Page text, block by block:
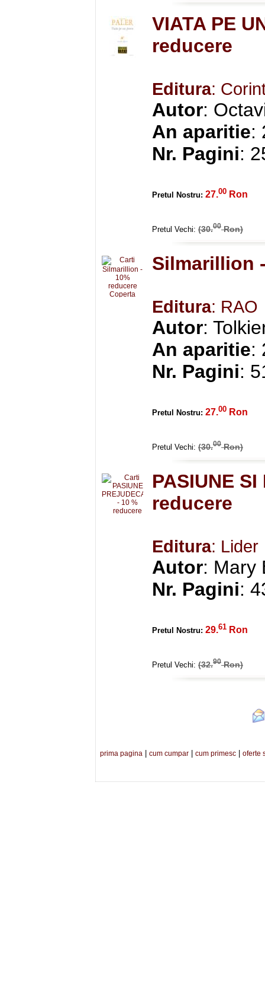
VIATA PE
reducere
Editura:
Autor:
An aparitie:
Nr. Pagini:
Pretul Nostru: 27.00 Ron
Pretul Vechi: (30.00Ron)
Silmarillion
Editura: RAO
Autor:
An aparitie:
Nr. Pagini:
Pretul Nostru: 27.00 Ron
Pretul Vechi: (30.00Ron)
PASIUNE
reducere
Editura: Lider
Autor: Mary
Nr. Pagini:
Pretul Nostru: 29.61 Ron
Pretul Vechi: (32.90Ron)
prima pagina cum cumpar cum primesc oferte